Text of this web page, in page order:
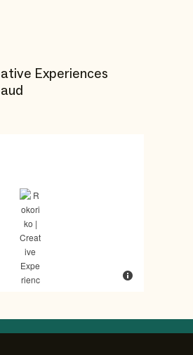
Experiences